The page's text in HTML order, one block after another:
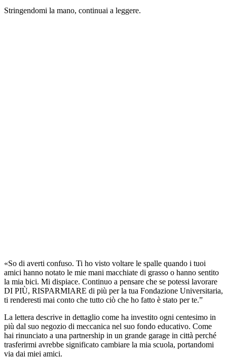
Stringendomi la mano, continuai a leggere.
«So di averti confuso. Ti ho visto voltare le spalle quando i tuoi
amici hanno notato le mie mani macchiate di grasso o hanno sentito
la mia bici. Mi dispiace. Continuo a pensare che se potessi lavorare
DI PIÙ, RISPARMIARE di più per la tua Fondazione Universitaria,
ti renderesti mai conto che tutto ciò che ho fatto è stato per te.”
La lettera descrive in dettaglio come ha investito ogni centesimo in
più dal suo negozio di meccanica nel suo fondo educativo. Come
hai rinunciato a una partnership in un grande garage in città perché
trasferirmi avrebbe significato cambiare la mia scuola, portandomi
via dai miei amici.